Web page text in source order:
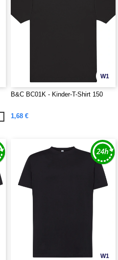
W1
B&C BC01K - Kinder-T-Shirt 150
1,68 €
W1